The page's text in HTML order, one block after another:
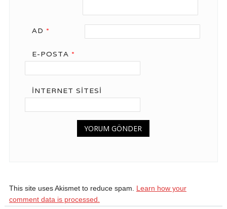
AD *
E-POSTA *
İNTERNET SITESI
This site uses Akismet to reduce spam. Learn how your
comment data is processed.